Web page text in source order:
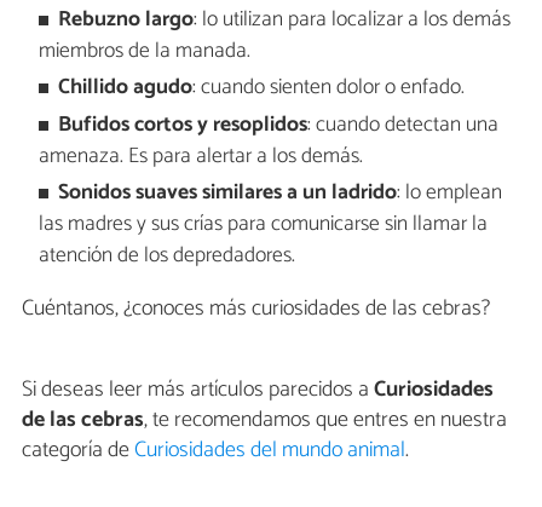
Rebuzno largo: lo utilizan para localizar a los demás
miembros de la manada.
Chillido agudo: cuando sienten dolor o enfado.
Bufidos cortos y resoplidos: cuando detectan una
amenaza. Es para alertar a los demás.
Sonidos suaves similares a un ladrido: lo emplean
las madres y sus crías para comunicarse sin llamar la
atención de los depredadores.
Cuéntanos, ¿conoces más curiosidades de las cebras?
Si deseas leer más artículos parecidos aCuriosidades
de las cebras, te recomendamos que entres en nuestra
categoría deCuriosidades del mundo animal.